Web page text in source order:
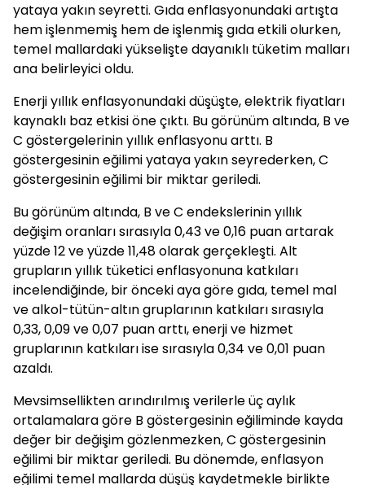
yataya yakın seyretti. Gıda enflasyonundaki artışta
hem işlenmemiş hem de işlenmiş gıda etkili olurken,
temel mallardaki yükselişte dayanıklı tüketim malları
ana belirleyici oldu.
Enerji yıllık enflasyonundaki düşüşte, elektrik fiyatları
kaynaklı baz etkisi öne çıktı. Bu görünüm altında, B ve
C göstergelerinin yıllık enflasyonu arttı. B
göstergesinin eğilimi yataya yakın seyrederken, C
göstergesinin eğilimi bir miktar geriledi.
Bu görünüm altında, B ve C endekslerinin yıllık
değişim oranları sırasıyla 0,43 ve 0,16 puan artarak
yüzde 12 ve yüzde 11,48 olarak gerçekleşti. Alt
grupların yıllık tüketici enflasyonuna katkıları
incelendiğinde, bir önceki aya göre gıda, temel mal
ve alkol-tütün-altın gruplarının katkıları sırasıyla
0,33, 0,09 ve 0,07 puan arttı, enerji ve hizmet
gruplarının katkıları ise sırasıyla 0,34 ve 0,01 puan
azaldı.
Mevsimsellikten arındırılmış verilerle üç aylık
ortalamalara göre B göstergesinin eğiliminde kayda
değer bir değişim gözlenmezken, C göstergesinin
eğilimi bir miktar geriledi. Bu dönemde, enflasyon
eğilimi temel mallarda düşüş kaydetmekle birlikte